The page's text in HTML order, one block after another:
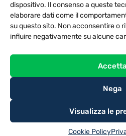
dispositivo. Il consenso a queste
elaborare dati come il
su questo sito. Non acconsentire o
influire negativamente su alcune
Accetta
Nega
Visualizza le
Cookie Policy
TV LIBERA
Via Monteleonese 95/21 –
Tel. 0573.9136 / Fax